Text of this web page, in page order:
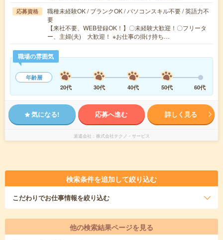
応募資格
職種未経験OK / ブランクOK / パソコンスキル不要 / 英語力不
要
【来社不要、WEB登録OK！】〇未経験大歓迎！〇フリータ
ー、主婦(夫) 大歓迎！ ※お仕事の掛け持ち…
職場の雰囲気
年齢層
20代
30代 40代 50代 60代
気になる! 応募へ進む 詳しく見る
派遣会社 株式会社テクノ・サービス
検索条件を追加して絞り込む
こだわりでお仕事情報を絞り込む
他の検索結果ページを見る